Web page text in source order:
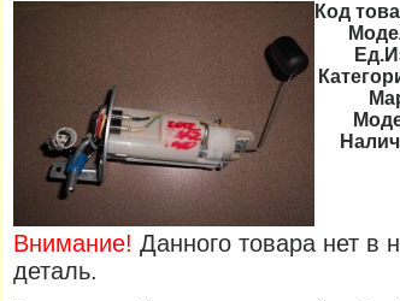
Код
Внимание! Данного товара нет в
деталь.